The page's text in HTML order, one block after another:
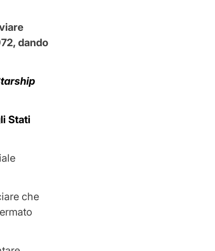
dando
Stati
che